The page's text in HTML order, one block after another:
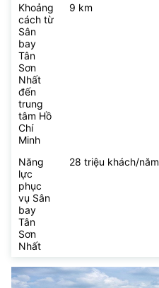
Khoảng
cách từ
Sân
bay
Tân
Sơn
Nhất
đến
trung
tâm Hồ
Chí
Minh
9 km
Năng
lực
phục
vụ Sân
bay
Tân
Sơn
Nhất
28 triệu khách/năm